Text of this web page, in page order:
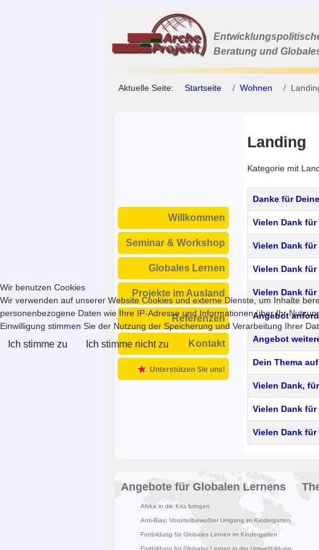
Beratung und
Aktuelle Seite: Startseite Wohnen
Willkommen
Seminar & Workshop
Globales Lernen
Projekte im Ausland
Referenzen
Kontakt
Unterstützen Sie uns!
Landing
Kategorie mit
Titel
Danke für
Vielen Dank
Vielen Dank
Vielen Dank
Vielen Dank
Angebot
Angebot
Dein Thema
Vielen Dank,
Vielen Dank
Vielen Dank für
Angebote für Globalen Lernens
Afrika in die Kita bringen
Anti-Bias: Vorurteilbewußter Umgang im Kindergarten
Fortbildung für Globales Lernen im Kindergarten
Fortbildung für Globales Lernen in der Umweltbildung
Wir benutzen Cookies
Wir verwenden auf unserer Website Cookies und externe Dienste, um Inhalte
personenbezogene Daten wie Ihre IP-Adresse und Informationen über Ihr
Einwilligung stimmen Sie der Nutzung der Speicherung und Verarbeitung Ihrer
Ich stimme zu Ich stimme nicht zu